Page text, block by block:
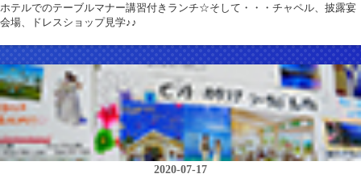
ホテルでのテーブルマナー講習付きランチ☆そして・・・チャペル、披露宴
会場、ドレスショップ見学♪♪
2020-07-17